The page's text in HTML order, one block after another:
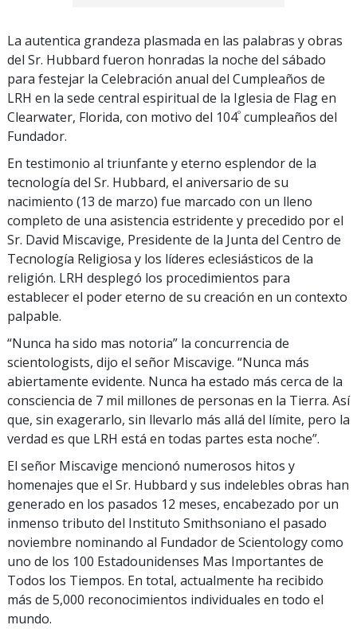
La autentica grandeza plasmada en las palabras y obras
del Sr. Hubbard fueron honradas la noche del sábado
para festejar la Celebración anual del Cumpleaños de
LRH en la sede central espiritual de la Iglesia de Flag en
Clearwater, Florida, con motivo del 104º cumpleaños del
Fundador.
En testimonio al triunfante y eterno esplendor de la
tecnología del Sr. Hubbard, el aniversario de su
nacimiento (13 de marzo) fue marcado con un lleno
completo de una asistencia estridente y precedido por el
Sr. David Miscavige, Presidente de la Junta del Centro de
Tecnología Religiosa y los líderes eclesiásticos de la
religión. LRH desplegó los procedimientos para
establecer el poder eterno de su creación en un contexto
palpable.
“Nunca ha sido mas notoria” la concurrencia de
scientologists, dijo el señor Miscavige. “Nunca más
abiertamente evidente. Nunca ha estado más cerca de la
consciencia de 7 mil millones de personas en la Tierra. Así
que, sin exagerarlo, sin llevarlo más allá del límite, pero la
verdad es que LRH está en todas partes esta noche”.
El señor Miscavige mencionó numerosos hitos y
homenajes que el Sr. Hubbard y sus indelebles obras han
generado en los pasados 12 meses, encabezado por un
inmenso tributo del Instituto Smithsoniano el pasado
noviembre nominando al Fundador de Scientology como
uno de los 100 Estadounidenses Mas Importantes de
Todos los Tiempos. En total, actualmente ha recibido
más de 5,000 reconocimientos individuales en todo el
mundo.